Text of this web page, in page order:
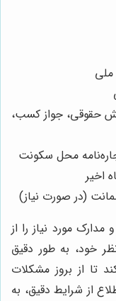
حقوقی، جواز کسب،
محل سکونت
(در صورت نیاز)
مورد نیاز را از
خود، به طور دقیق
تا از بروز مشکلات
از شرایط دقیق، به